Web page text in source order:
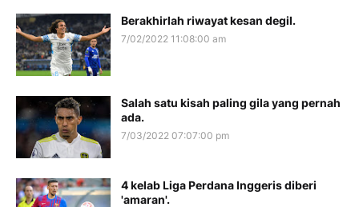
Berakhirlah riwayat kesan degil.
7/02/2022 11:08:00 am
Salah satu kisah paling gila yang pernah
ada.
7/03/2022 07:07:00 pm
4 kelab Liga Perdana Inggeris diberi
'amaran'.